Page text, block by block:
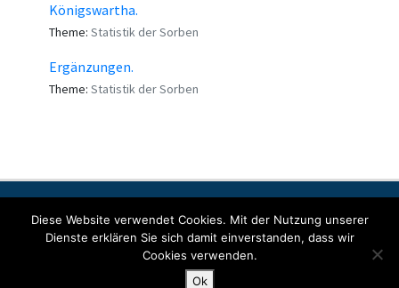
Königswartha.
Theme: Statistik der Sorben
Ergänzungen.
Theme: Statistik der Sorben
© Copyright 2022 SORABICON. All Rights Reserved.
Diese Website verwendet Cookies. Mit der Nutzung unserer
Dienste erklären Sie sich damit einverstanden, dass wir
Cookies verwenden.
Ok